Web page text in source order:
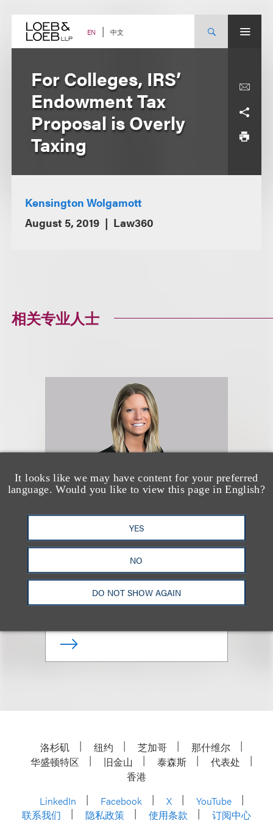
content EN 中文
It looks like we may have content for your preferred
language. Would you like to view this page in English?
YES
NO
DO NOT SHOW AGAIN
For Colleges, IRS’
Endowment Tax
Proposal is Overly
Taxing
Kensington Wolgamott
August 5, 2019
Law360
相关专业人士
Kensington
Wolgamott
合伙人
+1.202.524.8476
洛杉矶 纽约 芝加哥
那什维尔
华盛顿特区
旧金山 泰森斯
代表处
香港
LinkedIn
Facebook X
YouTube
联系我们
隐私政策 使用条款 订阅中心